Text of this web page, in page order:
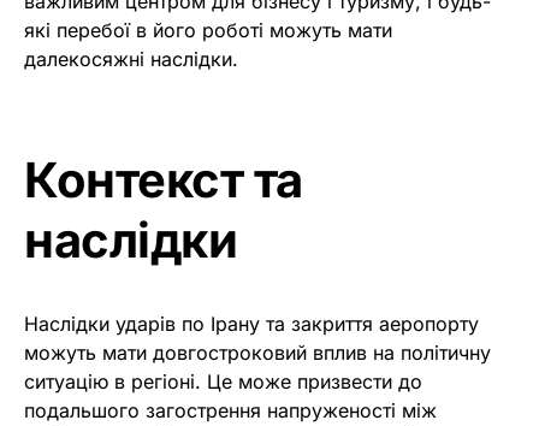
які перебої в його роботі можуть мати
далекосяжні наслідки.
Контекст та
наслідки
Наслідки ударів по Ірану та закриття аеропорту
можуть мати довгостроковий вплив на політичну
ситуацію в регіоні. Це може призвести до
подальшого загострення напруженості між